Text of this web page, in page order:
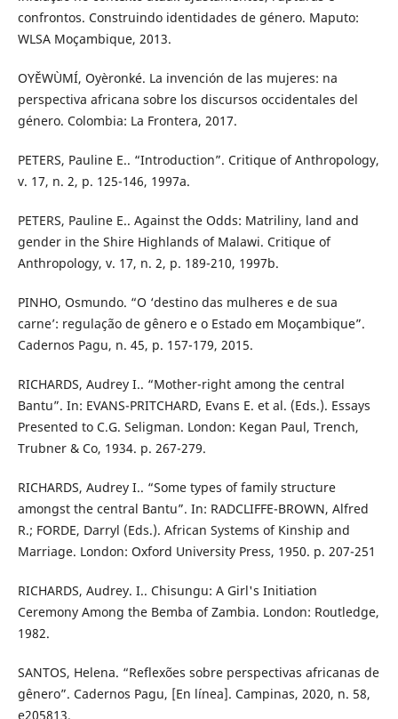
confrontos. Construindo identidades de género. Maputo:
WLSA Moçambique, 2013.
OYĚWÙMÍ, Oyèronké. La invención de las mujeres: na
perspectiva africana sobre los discursos occidentales del
género. Colombia: La Frontera, 2017.
PETERS, Pauline E.. “Introduction”. Critique of Anthropology,
v. 17, n. 2, p. 125-146, 1997a.
PETERS, Pauline E.. Against the Odds: Matriliny, land and
gender in the Shire Highlands of Malawi. Critique of
Anthropology, v. 17, n. 2, p. 189-210, 1997b.
PINHO, Osmundo. “O ‘destino das mulheres e de sua
carne’: regulação de gênero e o Estado em Moçambique”.
Cadernos Pagu, n. 45, p. 157-179, 2015.
RICHARDS, Audrey I.. “Mother-right among the central
Bantu”. In: EVANS-PRITCHARD, Evans E. et al. (Eds.). Essays
Presented to C.G. Seligman. London: Kegan Paul, Trench,
Trubner & Co, 1934. p. 267-279.
RICHARDS, Audrey I.. “Some types of family structure
amongst the central Bantu”. In: RADCLIFFE-BROWN, Alfred
R.; FORDE, Darryl (Eds.). African Systems of Kinship and
Marriage. London: Oxford University Press, 1950. p. 207-251
RICHARDS, Audrey. I.. Chisungu: A Girl's Initiation
Ceremony Among the Bemba of Zambia. London: Routledge,
1982.
SANTOS, Helena. “Reflexões sobre perspectivas africanas de
gênero”. Cadernos Pagu, [En línea]. Campinas, 2020, n. 58,
e205813.